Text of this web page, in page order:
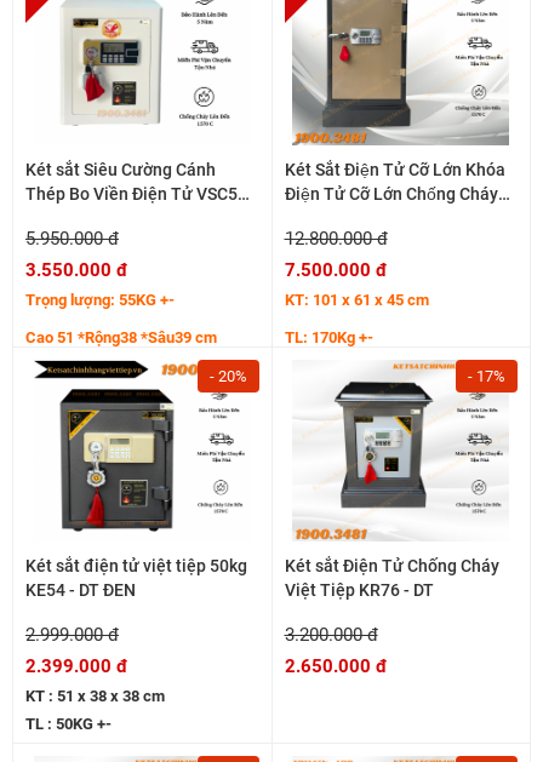
Két sắt Siêu Cường Cánh
Thép Bo Viền Điện Tử VSC51
5.950.000 đ
3.550.000 đ
Trọng lượng: 55KG +-
Cao 51 *Rộng38 *Sâu39 cm
Hệ cánh thép tăng cường 7 ly
Thân bo viền cong sắc nét
Két Sắt Điện Tử Cỡ Lớn Khóa
Điện Tử Cỡ Lớn Chống Cháy
12.800.000 đ
7.500.000 đ
KT: 101 x 61 x 45 cm
TL: 170Kg +-
- 20%
Két sắt điện tử việt tiệp 50kg
KE54 - DT ĐEN
2.999.000 đ
2.399.000 đ
KT : 51 x 38 x 38 cm
TL : 50KG +-
- 17%
Két sắt Điện Tử Chống Cháy
Việt Tiệp KR76 - DT
3.200.000 đ
2.650.000 đ